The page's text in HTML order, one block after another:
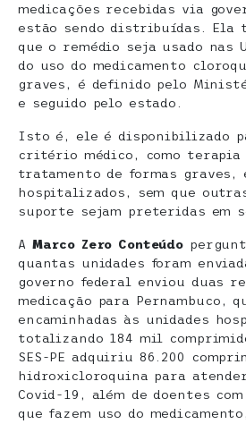
medicações recebidas via
estão sendo distribuídas. Ela
que o remédio seja usado nas
do uso do medicamento
graves, é definido pelo
e seguido pelo estado.
Isto é, ele é disponibilizado
critério médico, como terapia
tratamento de formas graves,
hospitalizados, sem que
suporte sejam preteridas em
A Marco Zero Conteúdo
quantas unidades foram
governo federal enviou duas
medicação para Pernambuco,
encaminhadas às unidades
totalizando 184 mil
SES-PE adquiriu 86.200
hidroxicloroquina para
Covid-19, além de doentes
que fazem uso do